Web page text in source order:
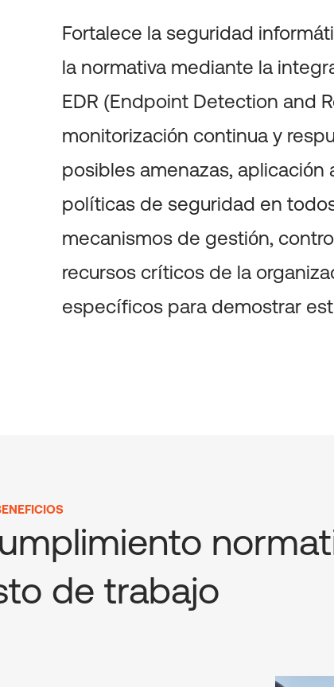
Fortalece la seguridad
la normativa mediante la
EDR (Endpoint Detection and
monitorización continua y
posibles amenazas, aplicación
políticas de seguridad en
mecanismos de gestión,
recursos críticos de la
específicos para demostrar
de trabajo